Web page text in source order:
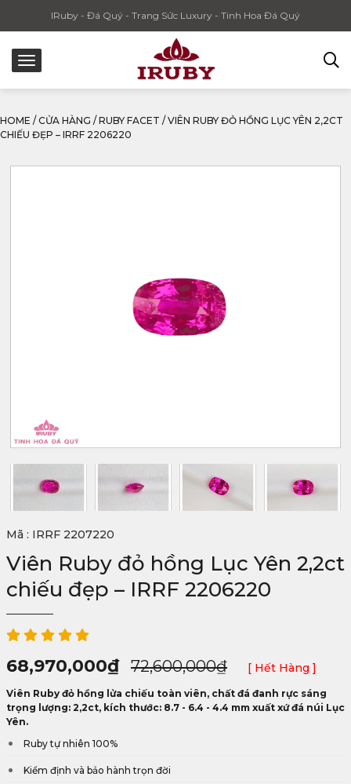
IRuby - Đá Quý - Trang Sức Luxury - Tinh Hoa Đá Quý
HOME / CỬA HÀNG / RUBY FACET / VIÊN RUBY ĐỎ HỒNG LỤC YÊN 2,2CT
CHIẾU ĐẸP – IRRF 2206220
Mã : IRRF 2207220
Viên Ruby đỏ hồng Lục Yên 2,2ct
chiếu đẹp – IRRF 2206220
72,600,000₫
Giá
gốc
68,970,000₫
Giá
hiện
[ Hết Hàng ]
Viên Ruby đỏ hồng lửa chiếu toàn viên, chất đá đanh rực sáng
trọng lượng: 2,2ct, kích thước: 8.7 - 6.4 - 4.4 mm xuất xứ đá núi Lục
Yên.
Ruby tự nhiên 100%
Kiểm định và bảo hành trọn đời